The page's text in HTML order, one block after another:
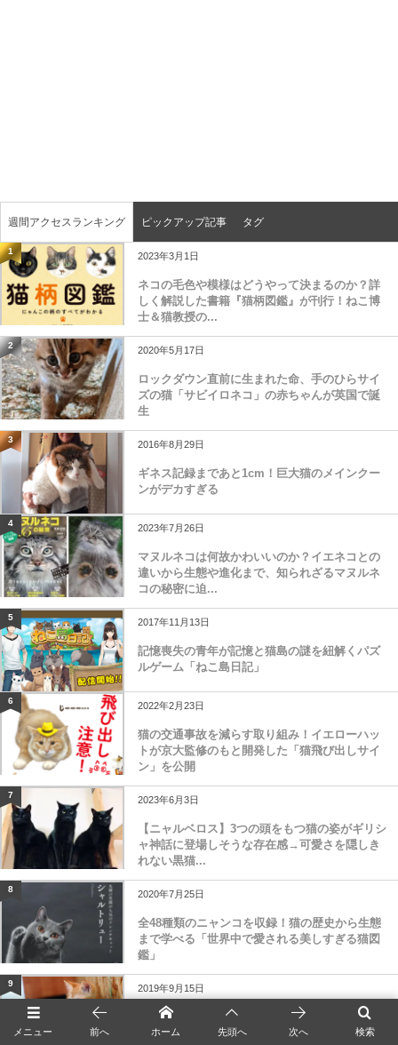
週間アクセスランキング ピックアップ記事 タグ
1 2023年3月1日
ネコの毛色や模様はどうやって決まるのか？詳
しく解説した書籍『猫柄図鑑』が刊行！ねこ博
士＆猫教授の...
2 2020年5月17日
ロックダウン直前に生まれた命、手のひらサイ
ズの猫「サビイロネコ」の赤ちゃんが英国で誕
生
3 2016年8月29日
ギネス記録まであと1cm！巨大猫のメインクー
ンがデカすぎる
4 2023年7月26日
マヌルネコは何故かわいいのか？イエネコとの
違いから生態や進化まで、知られざるマヌルネ
コの秘密に迫...
5 2017年11月13日
記憶喪失の青年が記憶と猫島の謎を紐解くパズ
ルゲーム「ねこ島日記」
6 2022年2月23日
猫の交通事故を減らす取り組み！イエローハッ
トが京大監修のもと開発した「猫飛び出しサイ
ン」を公開
7 2023年6月3日
【ニャルベロス】3つの頭をもつ猫の姿がギリシ
ャ神話に登場しそうな存在感→可愛さを隠しき
れない黒猫...
8 2020年7月25日
全48種類のニャンコを収録！猫の歴史から生態
まで学べる「世界中で愛される美しすぎる猫図
鑑」
9 2019年9月15日
小学6年生の館長がつづった保護猫シェルターの
写真エッセイ集「猫庭ものがたり」
メニュー 検索
前へ ホーム 先頭へ 次へ